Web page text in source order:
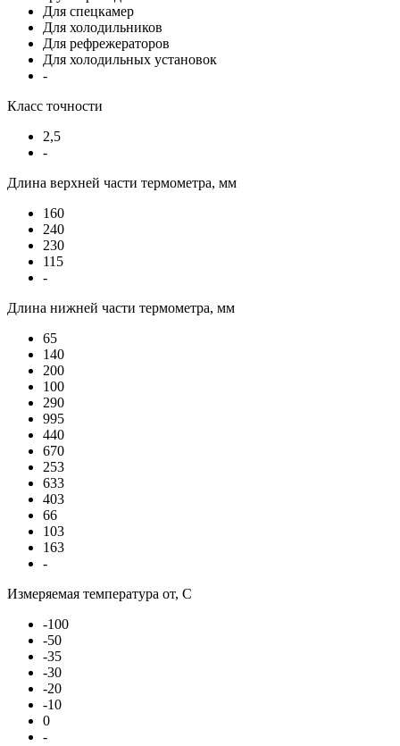
Для спецкамер
Для холодильников
Для рефрежераторов
Для холодильных установок
-
Класс точности
2,5
-
Длина верхней части термометра, мм
160
240
230
115
-
Длина нижней части термометра, мм
65
140
200
100
290
995
440
670
253
633
403
66
103
163
-
Измеряемая температура от, С
-100
-50
-35
-30
-20
-10
0
-